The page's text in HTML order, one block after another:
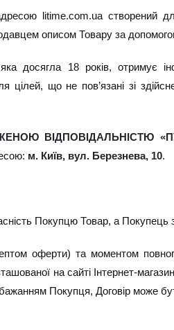
litime.com.ua створений
описом Товару за
досягла 18 років, отримує
цілей, що не пов’язані зі
ВІДПОВІДАЛЬНІСТЮ
м. Київ, вул. Березнева, 10.
Покупцю Товар, а Покупець
оферти) та моментом
на сайті Інтернет-
бажанням Покупця, Договір може